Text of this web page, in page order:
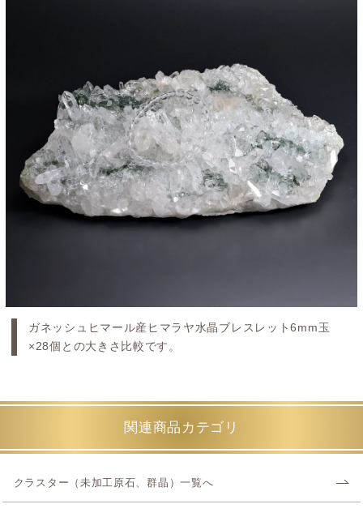
ガネッシュヒマール産ヒマラヤ水晶ブレスレット6mm玉
×28個との大きさ比較です。
関連商品カテゴリ
クラスター（未加工原石、群晶）一覧へ